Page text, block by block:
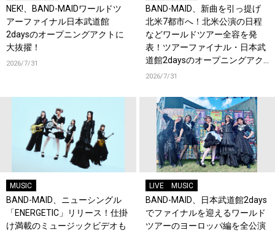
NEK!、BAND-MAIDワールドツ
アーファイナル日本武道館
2daysのオープニングアクトに
大抜擢！
2026/7/31
BAND-MAID、新曲を引っ提げ
北米7都市へ！北米公演の日程
などワールドツアー全容を発
表！ツアーファイナル・日本武
道館2daysのオープニングアク
トにNEK!が決定！
2026/7/31
MUSIC
BAND-MAID、ニューシングル
「ENERGETIC」リリース！仕掛
け満載のミュージックビデオも
LIVE MUSIC
BAND-MAID、日本武道館2days
でファイナルを迎えるワールド
ツアーのヨーロッパ編を全公演